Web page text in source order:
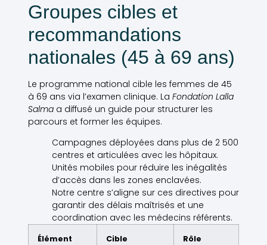
Groupes cibles et
recommandations
nationales (45 à 69 ans)
Le programme national cible les femmes de 45
à 69 ans via l’examen clinique. La Fondation Lalla
Salmaa diffusé un guide pour structurer les
parcours et former les équipes.
Campagnes déployées dans plus de 2 500
centres et articulées avec les hôpitaux.
Unités mobiles pour réduire les inégalités
d’accès dans les zones enclavées.
Notre centre s’aligne sur ces directives pour
garantir des délais maîtrisés et une
coordination avec les médecins référents.
Élément Cible Rôle